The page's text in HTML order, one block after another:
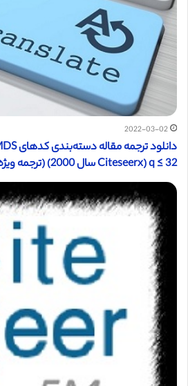
2022-03-02
q ≤ 32 (Citeseerx سال 2000) (ترجمه ویژه – طلایی